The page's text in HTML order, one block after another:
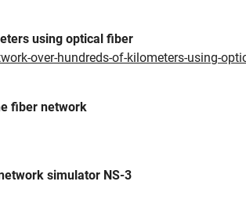
using optical fiber
over-hundreds-of-kilometers-using-
fiber network
simulator NS-3